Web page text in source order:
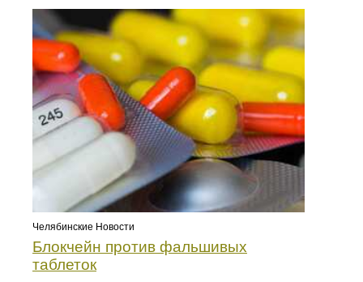
Челябинские Новости
Блокчейн против фальшивых
таблеток